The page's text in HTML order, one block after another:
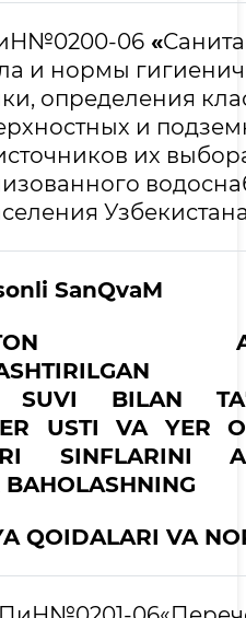
06«
и нормы
определения
и
их
SanQvaM
НTIRILGAN
SUVI BILAN
USTI VA YER
SINFLARINI
BAHOLASНNING
QOIDALARI VA